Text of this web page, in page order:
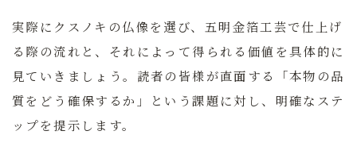
実際にクスノキの仏像を選び、五明金箔工芸で仕上げ
る際の流れと、それによって得られる価値を具体的に
見ていきましょう。読者の皆様が直面する「本物の品
質をどう確保するか」という課題に対し、明確なステ
ップを提示します。